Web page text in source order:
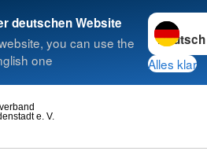
deutschen Website
you can use the
one
Sprache
Alles klar
e. V.